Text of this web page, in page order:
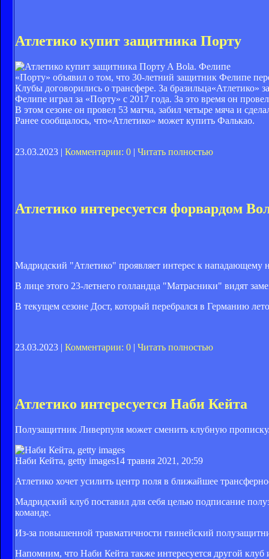
Атлетико купит защитника Порту
A Bola. Фелипе
«Порту» объявил о том, что 30-летний защитник Фелипе
Клубы договорились о трансфере. За бразильца«Атлетико»
Фелипе играл за «Порту» с 2017 года. За это время он
В этом сезоне он провел 53 матча, забил четыре мяча и
Ранее сообщалось, что«Атлетико» может купить Фалькао.
23.03.2023 | Комментарии: 0 | Читать полностью
Атлетико интересуется форвардом
Мадридский "Атлетико" проявляет интерес к нападающему
В лице этого 23-летнего голландца "Матрасники" видят
В текущем сезоне Дост, который перебрался в Германию
23.03.2023 | Комментарии: 0 | Читать полностью
Атлетико интересуется Наби Кейта
Полузащитник Ливерпуля может сменить клубную
Наби Кейта, getty images14 травня 2021, 20:59
Атлетико хочет усилить центр поля в ближайшее
Мадридский клуб поставил для себя целью подписание
команде.
Из-за повышенной травматичности гвинейский
Напомним, что Наби Кейта также интересуется другой